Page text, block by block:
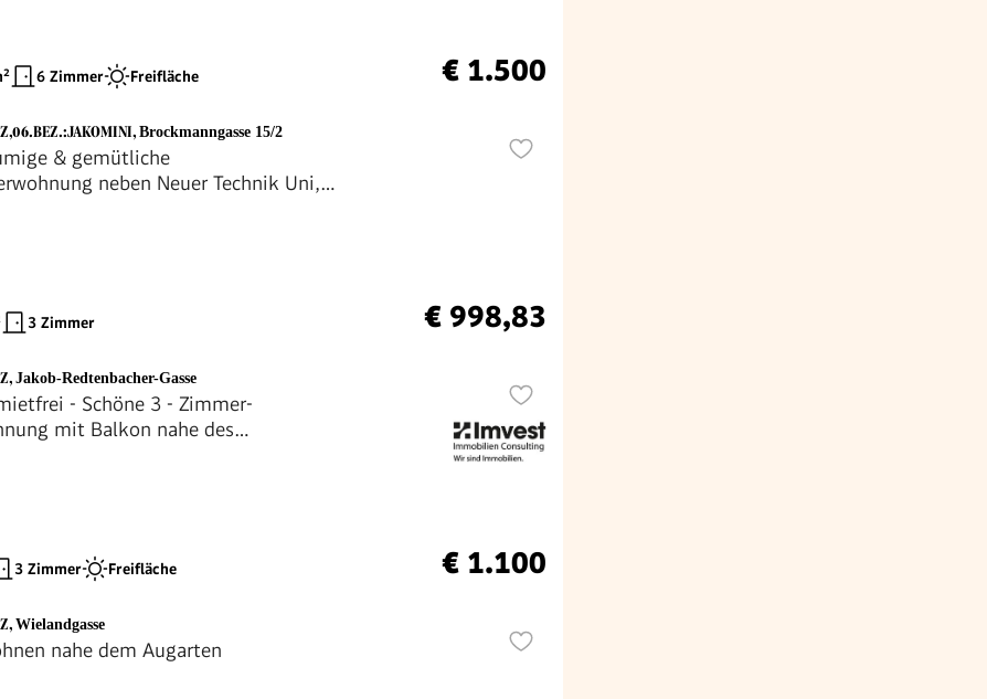
6 Zimmer Freifläche € 1.500
, Brockmanngasse 15/2
& gemütliche
neben Neuer Technik Uni,
3 Zimmer € 998,83
, Jakob-Redtenbacher-Gasse
- Schöne 3 - Zimmer-
mit Balkon nahe des
3 Zimmer Freifläche € 1.100
, Wielandgasse
nahe dem Augarten